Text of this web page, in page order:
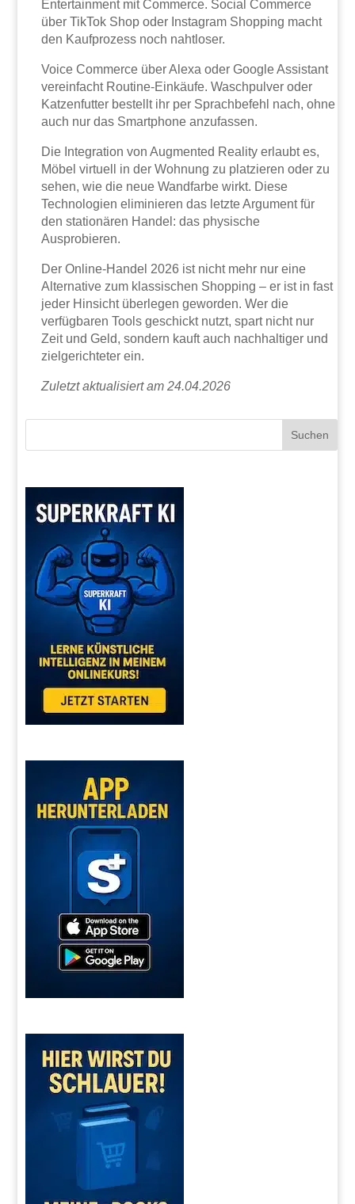
Entertainment mit Commerce. Social Commerce
über TikTok Shop oder Instagram Shopping macht
den Kaufprozess noch nahtloser.
Voice Commerce über Alexa oder Google Assistant
vereinfacht Routine-Einkäufe. Waschpulver oder
Katzenfutter bestellt ihr per Sprachbefehl nach, ohne
auch nur das Smartphone anzufassen.
Die Integration von Augmented Reality erlaubt es,
Möbel virtuell in der Wohnung zu platzieren oder zu
sehen, wie die neue Wandfarbe wirkt. Diese
Technologien eliminieren das letzte Argument für
den stationären Handel: das physische
Ausprobieren.
Der Online-Handel 2026 ist nicht mehr nur eine
Alternative zum klassischen Shopping – er ist in fast
jeder Hinsicht überlegen geworden. Wer die
verfügbaren Tools geschickt nutzt, spart nicht nur
Zeit und Geld, sondern kauft auch nachhaltiger und
zielgerichteter ein.
Zuletzt aktualisiert am 24.04.2026